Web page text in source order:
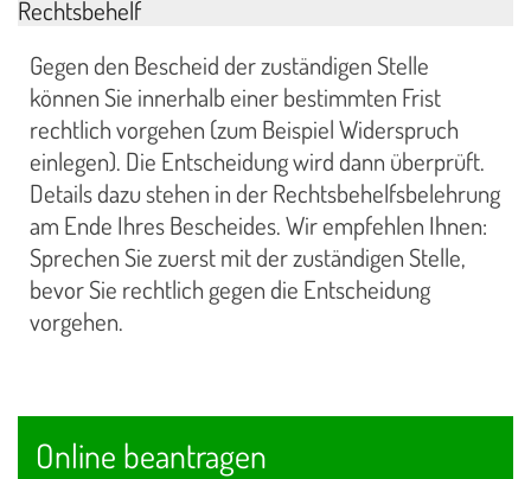
Rechtsbehelf
Gegen den Bescheid der zuständigen Stelle
können Sie innerhalb einer bestimmten Frist
rechtlich vorgehen (zum Beispiel Widerspruch
einlegen). Die Entscheidung wird dann überprüft.
Details dazu stehen in der Rechtsbehelfsbelehrung
am Ende Ihres Bescheides. Wir empfehlen Ihnen:
Sprechen Sie zuerst mit der zuständigen Stelle,
bevor Sie rechtlich gegen die Entscheidung
vorgehen.
Online beantragen